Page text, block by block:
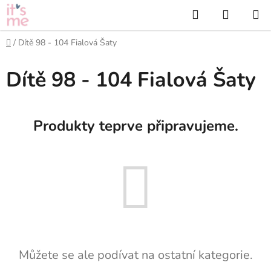
Přejít
na
obsah
Hledat
KOŠÍK
Domů
/ Dítě 98 - 104 Fialová Šaty
Dítě 98 - 104 Fialová Šaty
Produkty teprve připravujeme.
Můžete se ale podívat na ostatní kategorie.